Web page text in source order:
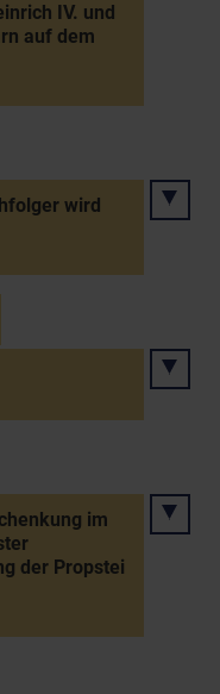
IV. und
auf dem
wird
im
der Propstei